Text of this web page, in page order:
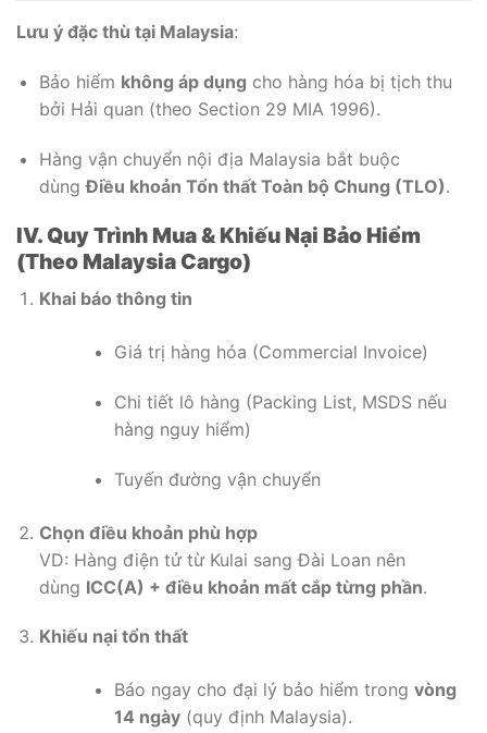
Lưu ý đặc thù tại Malaysia:
Bảo hiểm không áp dụng cho hàng hóa bị tịch thu
bởi Hải quan (theo Section 29 MIA 1996).
Hàng vận chuyển nội địa Malaysia bắt buộc
dùngĐiều khoản Tổn thất Toàn bộ Chung (TLO).
IV. Quy Trình Mua & Khiếu Nại Bảo Hiểm
(Theo Malaysia Cargo)
Khai báo thông tin
Giá trị hàng hóa (Commercial Invoice)
Chi tiết lô hàng (Packing List, MSDS nếu
hàng nguy hiểm)
Tuyến đường vận chuyển
Chọn điều khoản phù hợp
VD: Hàng điện tử từ Kulai sang Đài Loan nên
dùng ICC(A) + điều khoản mất cắp từng phần.
Khiếu nại tổn thất
Báo ngay cho đại lý bảo hiểm trong vòng
14 ngày(quy định Malaysia).